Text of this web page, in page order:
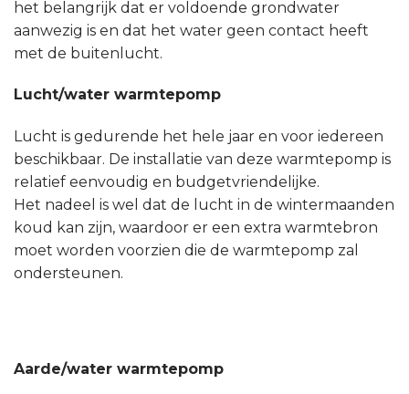
het belangrijk dat er voldoende grondwater
aanwezig is en dat het water geen contact heeft
met de buitenlucht.
Lucht/water warmtepomp
Lucht is gedurende het hele jaar en voor iedereen
beschikbaar. De installatie van deze warmtepomp is
relatief eenvoudig en budgetvriendelijke.
Het nadeel is wel dat de lucht in de wintermaanden
koud kan zijn, waardoor er een extra warmtebron
moet worden voorzien die de warmtepomp zal
ondersteunen.
Aarde/water warmtepomp